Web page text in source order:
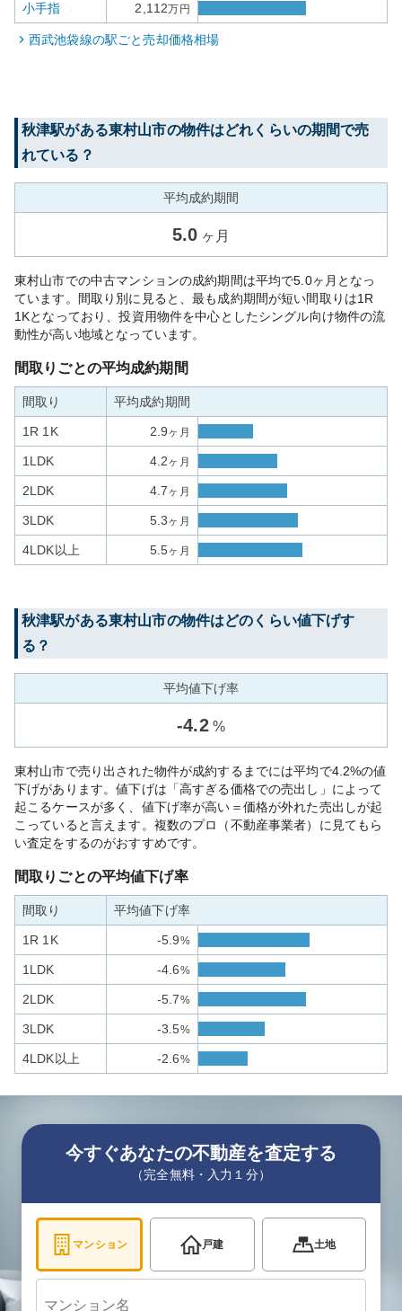
小手指 2,112万円
西武池袋線の駅ごと売却価格相場
秋津駅がある東村山市の物件はどれくらいの期間で売
れている？
平均成約期間
5.0 ヶ月
東村山市での中古マンションの成約期間は平均で5.0ヶ月となっ
ています。間取り別に見ると、最も成約期間が短い間取りは1R
1Kとなっており、投資用物件を中心としたシングル向け物件の流
動性が高い地域となっています。
間取りごとの平均成約期間
間取り 平均成約期間
1R 1K 2.9ヶ月
1LDK 4.2ヶ月
2LDK 4.7ヶ月
3LDK 5.3ヶ月
4LDK以上 5.5ヶ月
秋津駅がある東村山市の物件はどのくらい値下げす
る？
平均値下げ率
-4.2 %
東村山市で売り出された物件が成約するまでには平均で4.2%の値
下げがあります。値下げは「高すぎる価格での売出し」によって
起こるケースが多く、値下げ率が高い＝価格が外れた売出しが起
こっていると言えます。複数のプロ（不動産事業者）に見てもら
い査定をするのがおすすめです。
間取りごとの平均値下げ率
間取り 平均値下げ率
1R 1K -5.9%
1LDK -4.6%
2LDK -5.7%
3LDK -3.5%
4LDK以上 -2.6%
今すぐあなたの不動産を査定する
（完全無料・入力１分）
マンション 戸建 土地